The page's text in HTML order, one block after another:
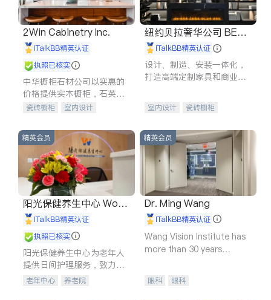
2Win Cabinetry Inc.
iTalkBB精英认证
执照已核实
中华橱柜石材公司以实惠的
价格提供实木橱柜，石英石
台面，多种优质不锈钢水
质厨房，家的选择。
瓷砖橱柜
室内设计
室内装修
纽约贝拉奢华公司 BELL
A LUXE
iTalkBB精英认证
设计、制造、安装一体化，
打造高端定制家具和商业空
室内设计
瓷砖橱柜
售前软装staging
室内装修
精英会员
阳光保健养生中心 World
shine
iTalkBB精英认证
执照已核实
阳光保健养生中心为老年人
提供日间护理服务，致力于
通过持续的护理创新来有效
老年中心 养老院
精英会员
Dr. Ming Wang
iTalkBB精英认证
Wang Vision Institute has
more than 30 years
眼科 眼科